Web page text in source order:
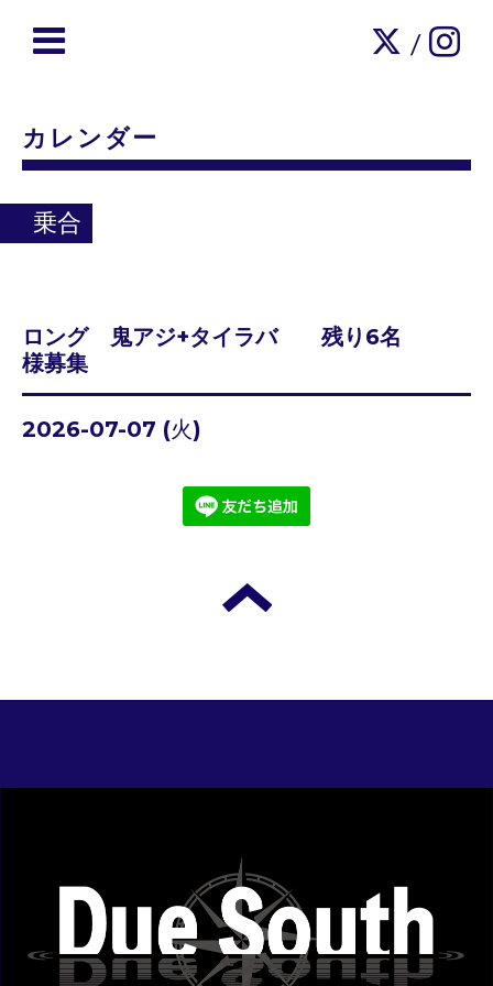
/
カレンダー
乗合
ロング 鬼アジ+タイラバ 残り6名
様募集
2026-07-07 (火)